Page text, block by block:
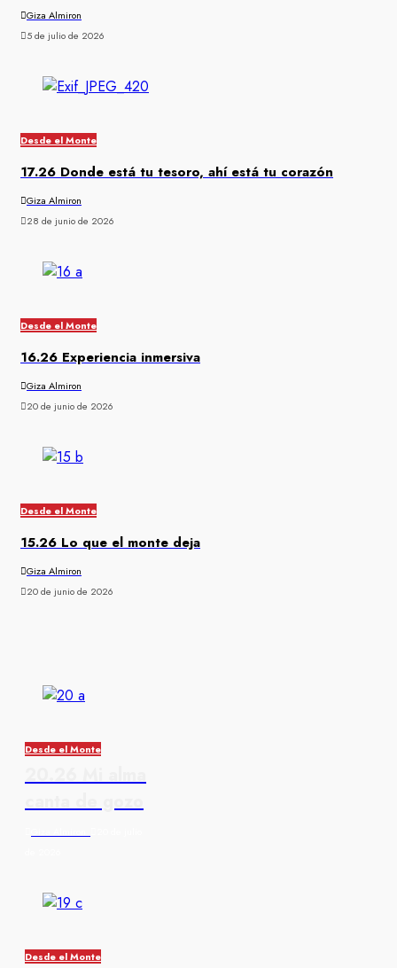
Giza Almiron
5 de julio de 2026
Desde el Monte
17.26 Donde está tu tesoro, ahí está tu corazón
Giza Almiron
28 de junio de 2026
Desde el Monte
16.26 Experiencia inmersiva
Giza Almiron
20 de junio de 2026
Desde el Monte
15.26 Lo que el monte deja
Giza Almiron
20 de junio de 2026
Desde el Monte
20.26 Mi alma
canta de gozo
Desde el Monte